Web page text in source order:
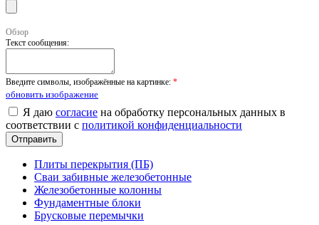
Обзор
Текст сообщения:
Введите символы, изображённые на картинке: *
обновить изображение
Я даю согласие на обработку персональных данных в
соответствии с политикой конфиденциальности
Плиты перекрытия (ПБ)
Сваи забивные железобетонные
Железобетонные колонны
Фундаментные блоки
Брусковые перемычки